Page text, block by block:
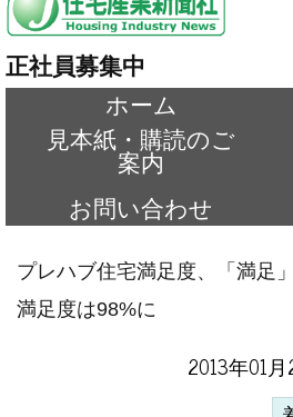
正社員募集中
ホーム
見本紙・購読のご
案内
お問い合わせ
プレハブ住宅満足度、「満足
満足度は98%に
2013年01